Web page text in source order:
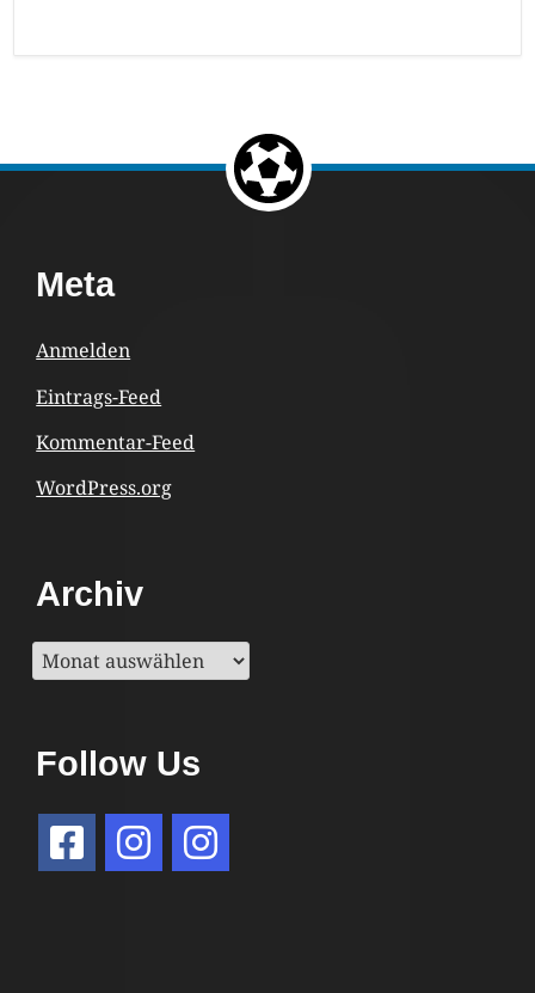
Return to the top of the page.
Content
Meta
Anmelden
Eintrags-Feed
Kommentar-Feed
WordPress.org
Archiv
Archiv
Follow Us